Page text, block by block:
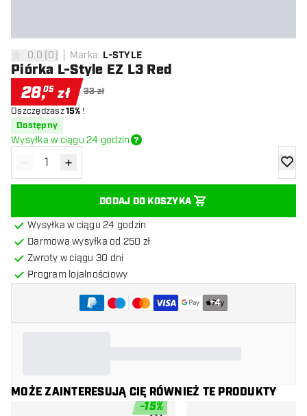
0 gwiazdki oceny
0.0 [0] Marka: L-STYLE
Piórka L-Style EZ L3 Red
28,05 zł 33 zł
Oszczędzasz15% !
Dostępny
Wysyłka w ciągu 24 godzin
Zmniejsz ilość
- Zwiększ ilość
+
DODAJ DO KOSZYKA
Wysyłka w ciągu 24 godzin
Darmowa wysyłka od 250 zł
Zwroty w ciągu 30 dni
Program lojalnościowy
+4
MOŻE ZAINTERESUJĄ CIĘ RÓWNIEŻ TE PRODUKTY
-15%